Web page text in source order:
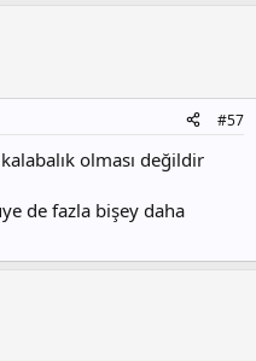
#57
olması değildir
de fazla bişey daha